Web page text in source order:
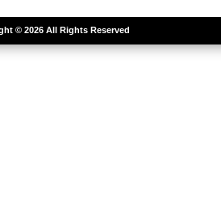
© 2026 All Rights Reserved